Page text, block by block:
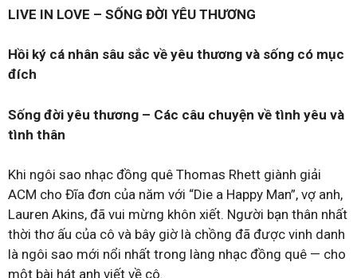
LIVE IN LOVE – SỐNG ĐỜI YÊU THƯƠNG
Hồi ký cá nhân sâu sắc về yêu thương và sống có mục
đích
Sống đời yêu thương – Các câu chuyện về tình yêu và
tình thân
Khi ngôi sao nhạc đồng quê Thomas Rhett giành giải
ACM cho Đĩa đơn của năm với “Die a Happy Man”, vợ anh,
Lauren Akins, đã vui mừng khôn xiết. Người bạn thân nhất
thời thơ ấu của cô và bây giờ là chồng đã được vinh danh
là ngôi sao mới nổi nhất trong làng nhạc đồng quê — cho
một bài hát anh viết về cô.